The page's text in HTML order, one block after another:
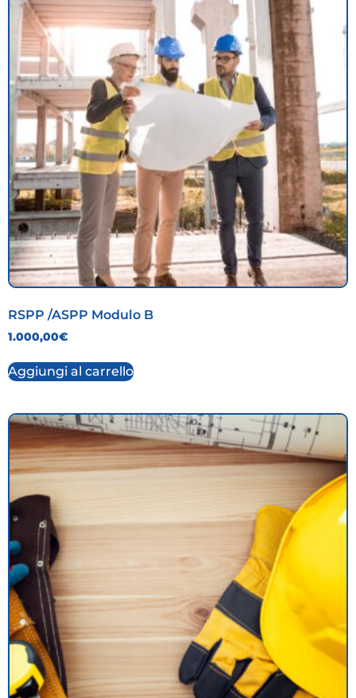
RSPP /ASPP Modulo B
1.000,00€
Aggiungi al carrello